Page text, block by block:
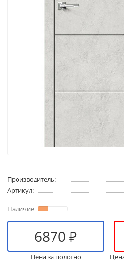
Производитель:
Артикул:
6870 ₽
Цена за полотно